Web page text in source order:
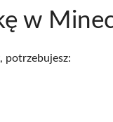
w
, potrzebujesz: